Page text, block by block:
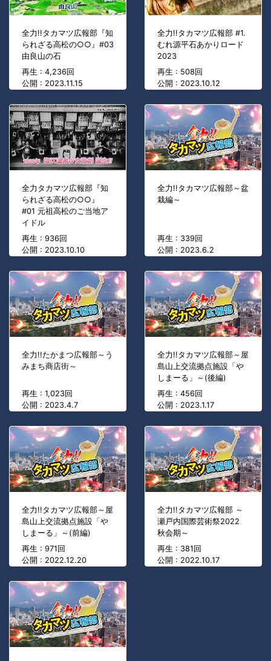
全力!!タカマツ広報部『知
られざる高松の○○』#03
由良山の石
再生 : 4,236回
公開 : 2023.11.15
全力!!タカマツ広報部 #1.
むれ源平石あかりロード
2023
再生 : 508回
公開 : 2023.10.12
全力タカマツ広報部『知
られざる高松の○○』
#01 元祖高松のご当地ア
イドル
再生 : 936回
公開 : 2023.10.10
全力!!タカマツ広報部～盆
栽編～
再生 : 339回
公開 : 2023.6.2
全力!!たかまつ広報部～う
みまち商店街～
再生 : 1,023回
公開 : 2023.4.7
全力!!タカマツ広報部～屋
島山上交流拠点施設「や
しまーる」～(後編)
再生 : 456回
公開 : 2023.1.17
全力!!タカマツ広報部～屋
島山上交流拠点施設「や
しまーる」～(前編)
再生 : 971回
公開 : 2022.12.20
全力!!タカマツ広報部 ～
瀬戸内国際芸術祭2022
秋会期～
再生 : 381回
公開 : 2022.10.17